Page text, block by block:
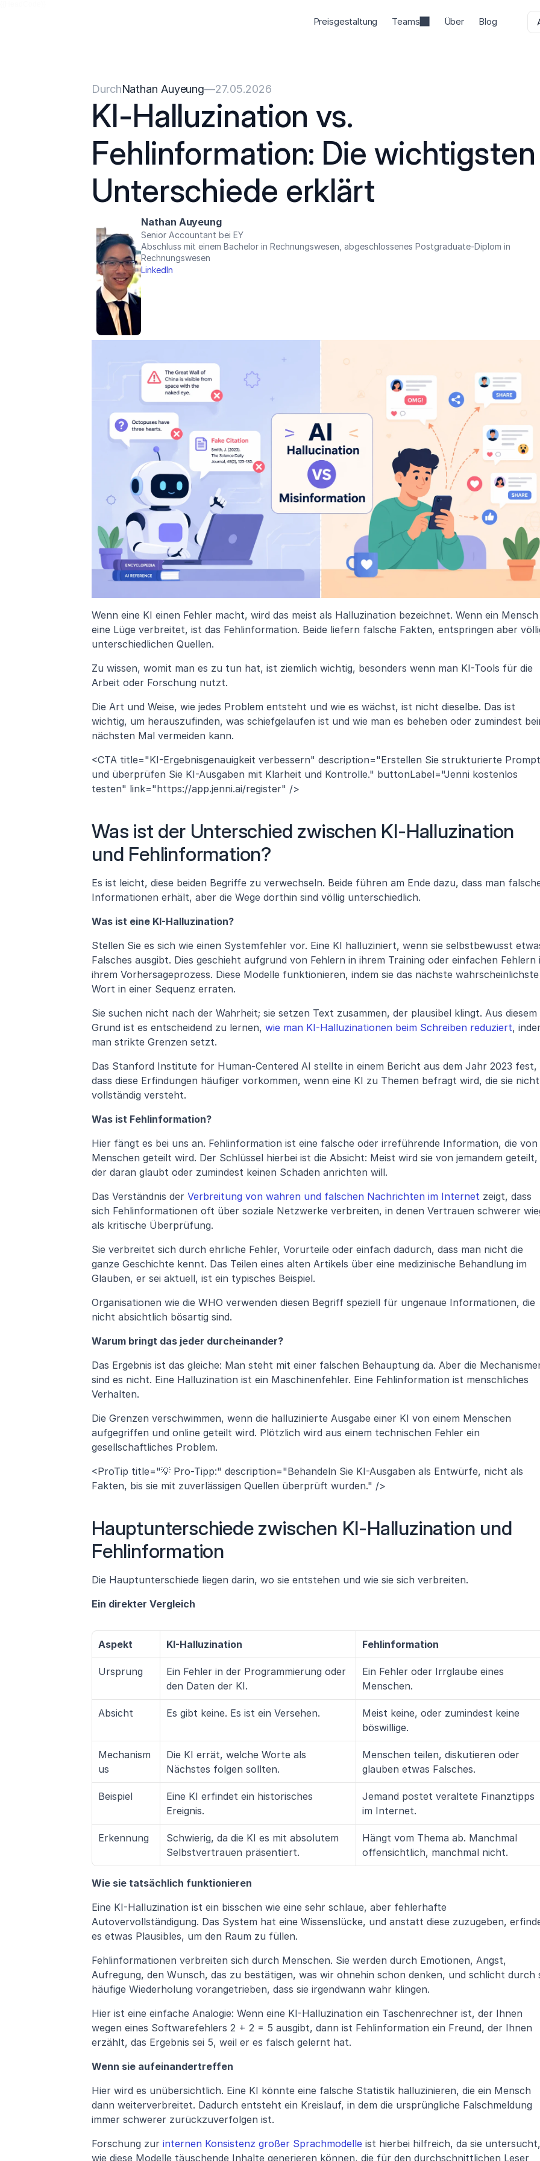
Preisgestaltung Teams Über Blog
DurchNathan Auyeung—27.05.2026
KI-Halluzination vs.
Fehlinformation: Die wichtigsten
Unterschiede erklärt
Nathan Auyeung
Senior Accountant bei EY
Abschluss mit einem Bachelor in Rechnungswesen, abgeschlossenes Postgraduate-Diplom in
Rechnungswesen
LinkedIn
Wenn eine KI einen Fehler macht, wird das meist als Halluzination bezeichnet. Wenn ein Mensch
eine Lüge verbreitet, ist das Fehlinformation. Beide liefern falsche Fakten, entspringen aber
unterschiedlichen Quellen.
Zu wissen, womit man es zu tun hat, ist ziemlich wichtig, besonders wenn man KI-Tools für die
Arbeit oder Forschung nutzt.
Die Art und Weise, wie jedes Problem entsteht und wie es wächst, ist nicht dieselbe. Das ist
wichtig, um herauszufinden, was schiefgelaufen ist und wie man es beheben oder zumindest
nächsten Mal vermeiden kann.
<CTA title="KI-Ergebnisgenauigkeit verbessern" description="Erstellen Sie strukturierte
und überprüfen Sie KI-Ausgaben mit Klarheit und Kontrolle." buttonLabel="Jenni kostenlos
testen" link="https://app.jenni.ai/register" />
Was ist der Unterschied zwischen KI-Halluzination
und Fehlinformation?
Es ist leicht, diese beiden Begriffe zu verwechseln. Beide führen am Ende dazu, dass man
Informationen erhält, aber die Wege dorthin sind völlig unterschiedlich.
Was ist eine KI-Halluzination?
Stellen Sie es sich wie einen Systemfehler vor. Eine KI halluziniert, wenn sie selbstbewusst
Falsches ausgibt. Dies geschieht aufgrund von Fehlern in ihrem Training oder einfachen Fehlern
ihrem Vorhersageprozess. Diese Modelle funktionieren, indem sie das nächste wahrscheinlichste
Wort in einer Sequenz erraten.
Sie suchen nicht nach der Wahrheit; sie setzen Text zusammen, der plausibel klingt. Aus diesem
Grund ist es entscheidend zu lernen, wie man KI-Halluzinationen beim Schreiben reduziert,
man strikte Grenzen setzt.
Das Stanford Institute for Human-Centered AI stellte in einem Bericht aus dem Jahr 2023 fest,
dass diese Erfindungen häufiger vorkommen, wenn eine KI zu Themen befragt wird, die sie nicht
vollständig versteht.
Was ist Fehlinformation?
Hier fängt es bei uns an. Fehlinformation ist eine falsche oder irreführende Information, die von
Menschen geteilt wird. Der Schlüssel hierbei ist die Absicht: Meist wird sie von jemandem geteilt,
der daran glaubt oder zumindest keinen Schaden anrichten will.
Das Verständnis der Verbreitung von wahren und falschen Nachrichten im Internet zeigt, dass
sich Fehlinformationen oft über soziale Netzwerke verbreiten, in denen Vertrauen schwerer
als kritische Überprüfung.
Sie verbreitet sich durch ehrliche Fehler, Vorurteile oder einfach dadurch, dass man nicht die
ganze Geschichte kennt. Das Teilen eines alten Artikels über eine medizinische Behandlung im
Glauben, er sei aktuell, ist ein typisches Beispiel.
Organisationen wie die WHO verwenden diesen Begriff speziell für ungenaue Informationen, die
nicht absichtlich bösartig sind.
Warum bringt das jeder durcheinander?
Das Ergebnis ist das gleiche: Man steht mit einer falschen Behauptung da. Aber die
sind es nicht. Eine Halluzination ist ein Maschinenfehler. Eine Fehlinformation ist menschliches
Verhalten.
Die Grenzen verschwimmen, wenn die halluzinierte Ausgabe einer KI von einem Menschen
aufgegriffen und online geteilt wird. Plötzlich wird aus einem technischen Fehler ein
gesellschaftliches Problem.
<ProTip title="💡 Pro-Tipp:" description="Behandeln Sie KI-Ausgaben als Entwürfe, nicht als
Fakten, bis sie mit zuverlässigen Quellen überprüft wurden." />
Hauptunterschiede zwischen KI-Halluzination und
Fehlinformation
Die Hauptunterschiede liegen darin, wo sie entstehen und wie sie sich verbreiten.
Ein direkter Vergleich
Aspekt KI-Halluzination Fehlinformation
Ursprung
Ein Fehler in der Programmierung oder
den Daten der KI.
Ein Fehler oder Irrglaube eines
Menschen.
Absicht Es gibt keine. Es ist ein Versehen.
Meist keine, oder zumindest keine
böswillige.
Mechanism
us
Die KI errät, welche Worte als
Nächstes folgen sollten.
Menschen teilen, diskutieren oder
glauben etwas Falsches.
Beispiel
Eine KI erfindet ein historisches
Ereignis.
Jemand postet veraltete Finanztipps
im Internet.
Erkennung
Schwierig, da die KI es mit absolutem
Selbstvertrauen präsentiert.
Hängt vom Thema ab. Manchmal
offensichtlich, manchmal nicht.
Wie sie tatsächlich funktionieren
Eine KI-Halluzination ist ein bisschen wie eine sehr schlaue, aber fehlerhafte
Autovervollständigung. Das System hat eine Wissenslücke, und anstatt diese zuzugeben,
es etwas Plausibles, um den Raum zu füllen.
Fehlinformationen verbreiten sich durch Menschen. Sie werden durch Emotionen, Angst,
Aufregung, den Wunsch, das zu bestätigen, was wir ohnehin schon denken, und schlicht durch
häufige Wiederholung vorangetrieben, dass sie irgendwann wahr klingen.
Hier ist eine einfache Analogie: Wenn eine KI-Halluzination ein Taschenrechner ist, der Ihnen
wegen eines Softwarefehlers 2 + 2 = 5 ausgibt, dann ist Fehlinformation ein Freund, der Ihnen
erzählt, das Ergebnis sei 5, weil er es falsch gelernt hat.
Wenn sie aufeinandertreffen
Hier wird es unübersichtlich. Eine KI könnte eine falsche Statistik halluzinieren, die ein Mensch
dann weiterverbreitet. Dadurch entsteht ein Kreislauf, in dem die ursprüngliche Falschmeldung
immer schwerer zurückzuverfolgen ist.
Forschung zur internen Konsistenz großer Sprachmodelle ist hierbei hilfreich, da sie untersucht,
wie diese Modelle täuschende Inhalte generieren können, die für den durchschnittlichen Leser